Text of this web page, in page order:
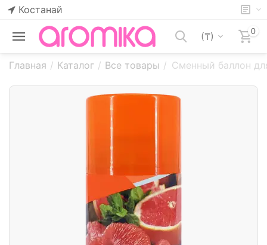
Костанай
(₸) 0
Главная / Каталог / Все товары / Сменный баллон